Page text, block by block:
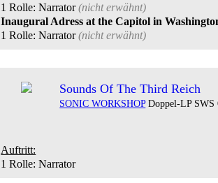
1 Rolle: Narrator(nicht erwähnt)
Inaugural Adress at the Capitol in
1 Rolle: Narrator(nicht erwähnt)
Sounds Of The Third Reich
SONIC WORKSHOPDoppel-LP SWS
Auftritt:
1 Rolle: Narrator